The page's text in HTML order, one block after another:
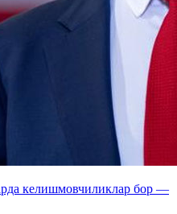
келишмовчиликлар бор —